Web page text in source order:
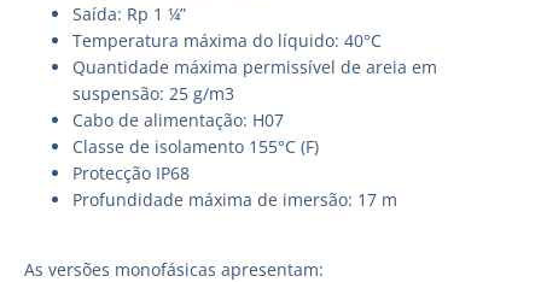
Saída: Rp 1 ¼”
Temperatura máxima do líquido: 40°C
Quantidade máxima permissível de areia em
suspensão: 25 g/m3
Cabo de alimentação: H07
Classe de isolamento 155°C (F)
Protecção IP68
Profundidade máxima de imersão: 17 m
As versões monofásicas apresentam: